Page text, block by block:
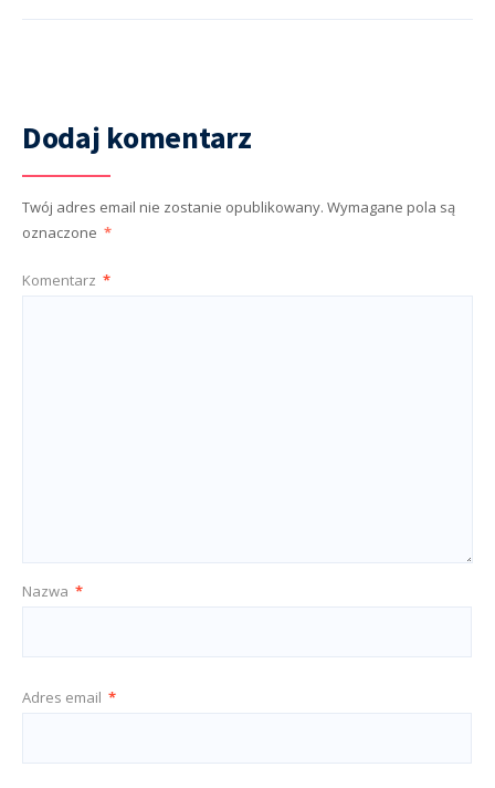
Dodaj komentarz
Twój adres email nie zostanie opublikowany. Wymagane pola są
oznaczone *
Komentarz *
Nazwa *
Adres email *